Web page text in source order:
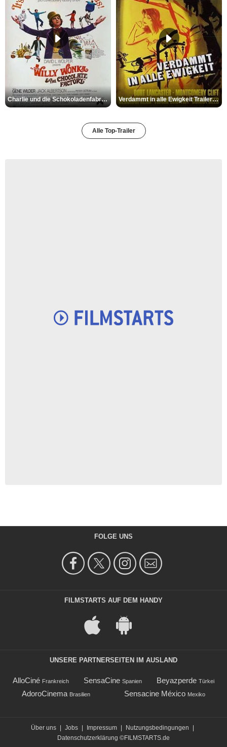
Charlie und die Schokoladenfabrik Trailer OV Verdammt in alle Ewigkeit Trailer OV
Alle Top-Trailer
FOLGE UNS
FILMSTARTS AUF DEM HANDY
UNSERE PARTNERSEITEN IM AUSLAND
AlloCiné Frankreich SensaCine Spanien Beyazperde Türkei
AdoroCinema Brasilien Sensacine México Mexiko
Über uns Jobs Impressum Nutzungsbedingungen
Datenschutzerklärung ©FILMSTARTS.de